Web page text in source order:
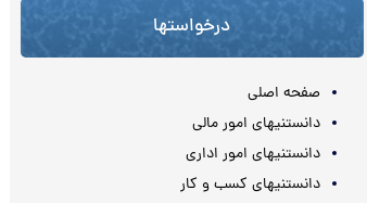
درخواستها
صفحه اصلی
دانستنیهای امور مالی
دانستنیهای امور اداری
دانستنیهای کسب و کار